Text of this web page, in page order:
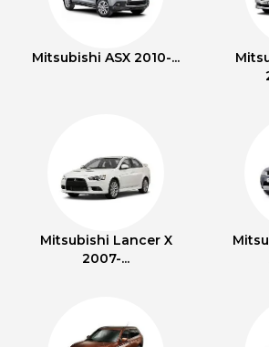
Mitsubishi ASX 2010-...
Mitsubishi Lancer X
2007-...